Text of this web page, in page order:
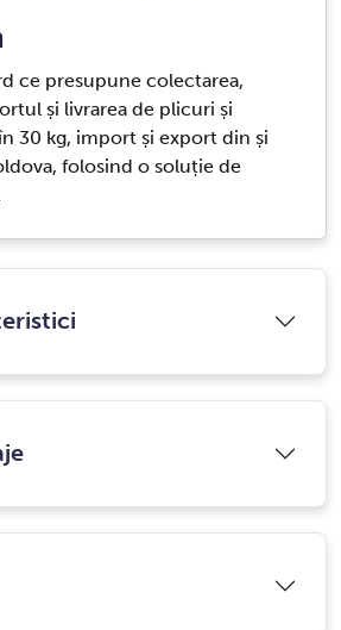
ce presupune colectarea,
și livrarea de plicuri și
30 kg, import și export din și
folosind o soluție de